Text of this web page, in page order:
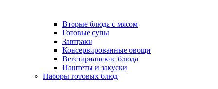
Вторые блюда с мясом
Готовые супы
Завтраки
Консервированные овощи
Вегетарианские блюда
Паштеты и закуски
Наборы готовых блюд